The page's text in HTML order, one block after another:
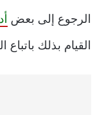
الرجوع إلى بعض
القيام بذلك